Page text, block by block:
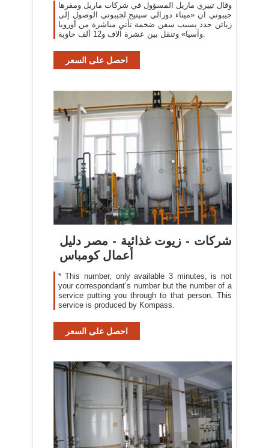
وقال تييري ماريل المسؤول في شركات ماريل ومقرها
جيبوتي ان «ميناء دورالي سيتيح لجيبوتي الوصول إلى
زبائن جدد بسبب سفن ضخمة تأتي مباشرة من أوروبا
وآسيا» وتنقل بين عشرة آلاف و12 ألف حاوية.
احصل على السعر
شركات - زيوت غذائية - مصر دليل
أعمال كومباس
* This number, only available 3 minutes, is not
your correspondant’s number but the number of a
service putting you through to that person. This
service is produced by Kompass.
احصل على السعر